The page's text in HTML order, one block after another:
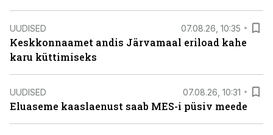
UUDISED 07.08.26, 10:35
Keskkonnaamet andis Järvamaal eriload kahe
karu küttimiseks
UUDISED 07.08.26, 10:31
Eluaseme kaaslaenust saab MES-i püsiv meede